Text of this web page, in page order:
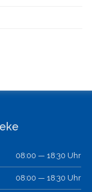
08:00 — 18:30 Uhr
08:00 — 18:30 Uhr